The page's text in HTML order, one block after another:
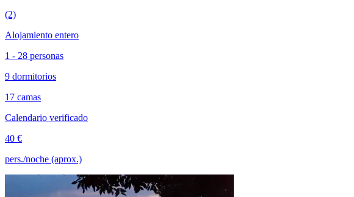
(2)
Alojamiento entero
1 - 28 personas
9 dormitorios
17 camas
Calendario verificado
40 €
pers./noche (aprox.)